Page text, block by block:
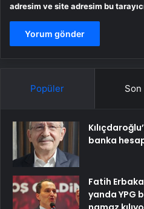
adresim ve site adresim bu
Popüler Son
banka
Fatih
yanda YPG